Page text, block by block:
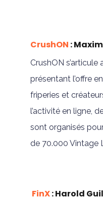
CrushON :
CrushON
présentant l’offre
friperies et
l’activité en ligne,
sont organisés
de 70.000 Vintage
FinX: Harold